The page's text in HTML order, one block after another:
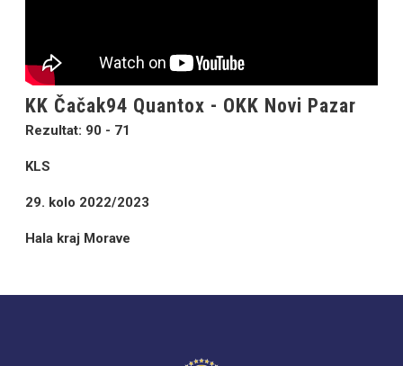
KK Čačak94 Quantox - OKK Novi Pazar
Rezultat: 90 - 71
KLS
29. kolo 2022/2023
Hala kraj Morave